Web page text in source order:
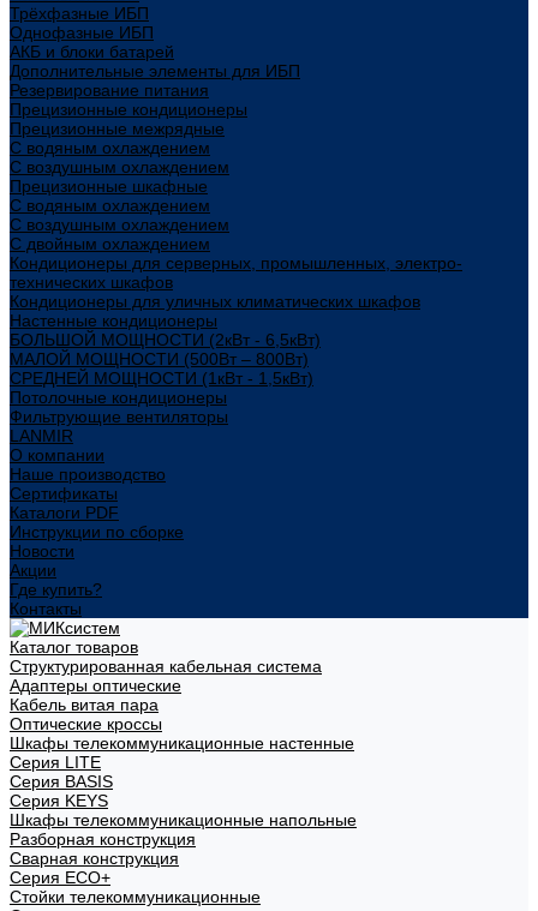
Трёхфазные ИБП
Однофазные ИБП
АКБ и блоки батарей
Дополнительные элементы для ИБП
Резервирование питания
Прецизионные кондиционеры
Прецизионные межрядные
С водяным охлаждением
С воздушным охлаждением
Прецизионные шкафные
С водяным охлаждением
С воздушным охлаждением
С двойным охлаждением
Кондиционеры для серверных, промышленных, электро-
технических шкафов
Кондиционеры для уличных климатических шкафов
Настенные кондиционеры
БОЛЬШОЙ МОЩНОСТИ (2кВт - 6,5кВт)
МАЛОЙ МОЩНОСТИ (500Вт – 800Вт)
СРЕДНЕЙ МОЩНОСТИ (1кВт - 1,5кВт)
Потолочные кондиционеры
Фильтрующие вентиляторы
LANMIR
О компании
Наше производство
Сертификаты
Каталоги PDF
Инструкции по сборке
Новости
Акции
Где купить?
Контакты
Каталог товаров
Структурированная кабельная система
Адаптеры оптические
Кабель витая пара
Оптические кроссы
Шкафы телекоммуникационные настенные
Cерия LITE
Cерия BASIS
Cерия KEYS
Шкафы телекоммуникационные напольные
Разборная конструкция
Сварная конструкция
Серия ECO+
Стойки телекоммуникационные